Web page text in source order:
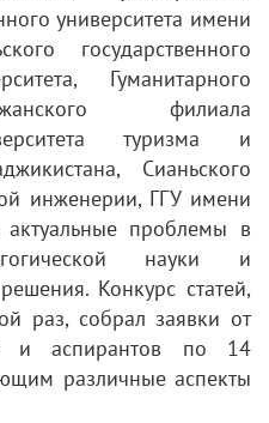
университета имени
государственного
Гуманитарного
филиала
туризма и
Сианьского
инженерии, ГГУ имени
проблемы в
науки и
Конкурс статей,
раз, собрал заявки от
и аспирантов по 14
различные аспекты